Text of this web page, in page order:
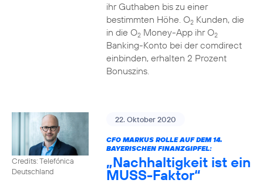
ihr Guthaben bis zu einer
bestimmten Höhe. O2Kunden, die
in die O2Money-App ihr O2
Banking-Konto bei der comdirect
einbinden, erhalten 2 Prozent
Bonuszins.
Credits: Telefónica
Deutschland
22. Oktober 2020
CFO MARKUS ROLLE AUF DEM 14.
BAYERISCHEN FINANZGIPFEL:
„Nachhaltigkeit ist ein
MUSS-Faktor“